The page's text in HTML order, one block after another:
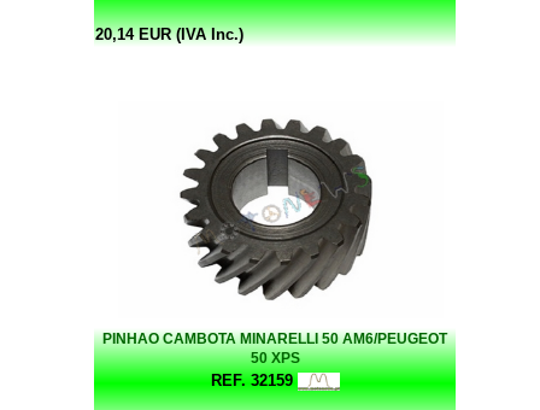
20,14 EUR (IVA Inc.)
PINHAO CAMBOTA MINARELLI 50 AM6/PEUGEOT
50 XPS
REF. 32159